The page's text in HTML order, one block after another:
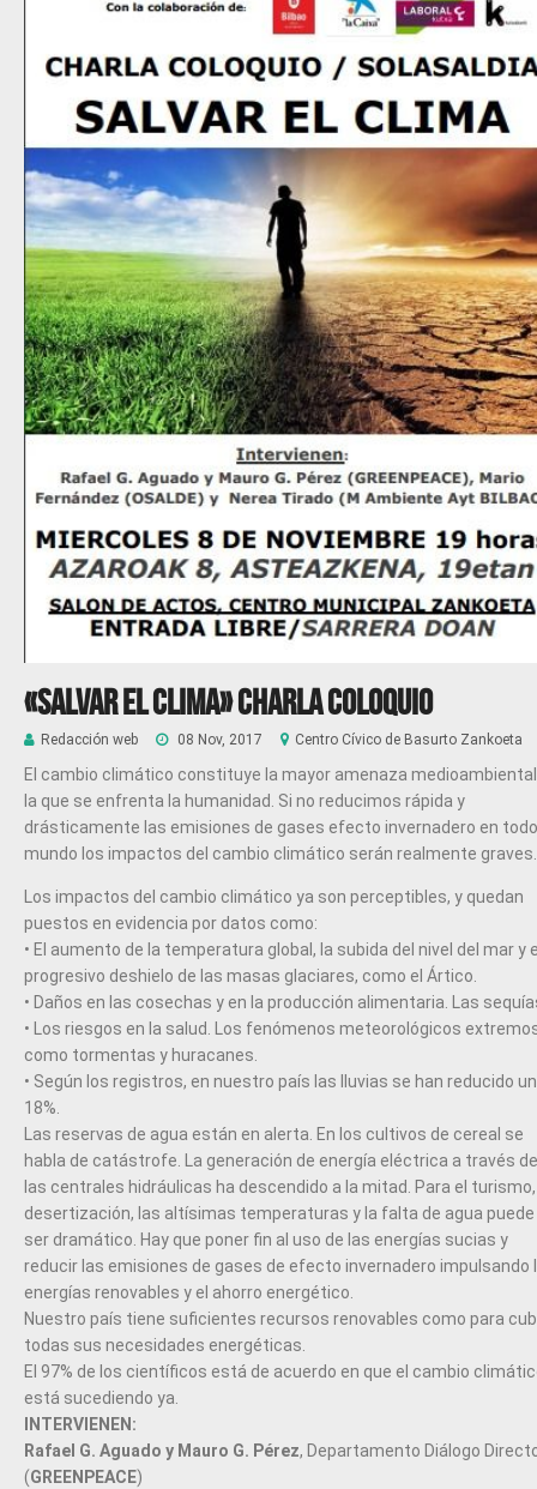
«SALVAR EL CLIMA» CHARLA COLOQUIO
Redacción web 08 Nov, 2017 Centro Cívico de Basurto Zankoeta
El cambio climático constituye la mayor amenaza
la que se enfrenta la humanidad. Si no reducimos rápida y
drásticamente las emisiones de gases efecto invernadero en
mundo los impactos del cambio climático serán realmente graves.
Los impactos del cambio climático ya son perceptibles, y quedan
puestos en evidencia por datos como:
• El aumento de la temperatura global, la subida del nivel del mar y
progresivo deshielo de las masas glaciares, como el Ártico.
• Daños en las cosechas y en la producción alimentaria. Las
• Los riesgos en la salud. Los fenómenos meteorológicos
como tormentas y huracanes.
• Según los registros, en nuestro país las lluvias se han reducido un
18%.
Las reservas de agua están en alerta. En los cultivos de cereal se
habla de catástrofe. La generación de energía eléctrica a través de
las centrales hidráulicas ha descendido a la mitad. Para el
desertización, las altísimas temperaturas y la falta de agua puede
ser dramático. Hay que poner fin al uso de las energías sucias y
reducir las emisiones de gases de efecto invernadero impulsando
energías renovables y el ahorro energético.
Nuestro país tiene suficientes recursos renovables como para
todas sus necesidades energéticas.
El 97% de los científicos está de acuerdo en que el cambio
está sucediendo ya.
INTERVIENEN:
Rafael G. Aguado y Mauro G. Pérez, Departamento Diálogo
(GREENPEACE)